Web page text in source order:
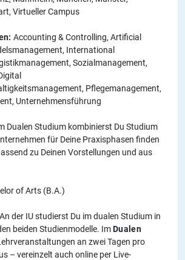
Virtueller Campus
Accounting & Controlling, Artificial
International
Sozialmanagement,
Pflegemanagement,
Unternehmensführung
Dualen Studium kombinierst Du Studium
für Deine Praxisphasen finden
zu Deinen Vorstellungen und aus
of Arts (B.A.)
An der IU studierst Du im dualen Studium in
beiden Studienmodelle. ImDualen
an zwei Tagen pro
– vereinzelt auch online per Live-